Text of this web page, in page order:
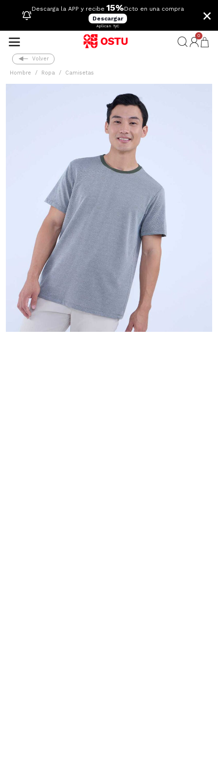
Descarga la APP y recibe 15%Dcto en una compra
Descargar
Aplican TyC
×
0
Volver
Hombre Ropa Camisetas